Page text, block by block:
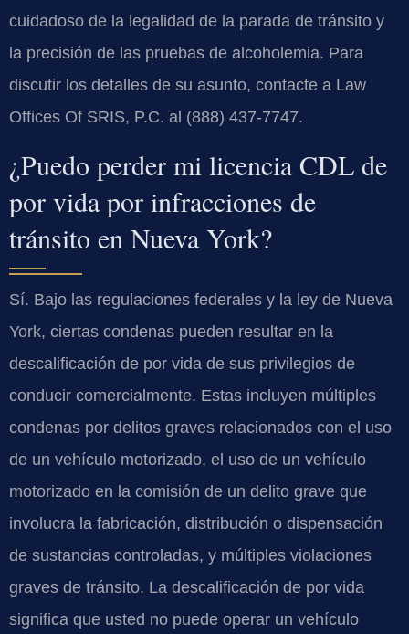
cuidadoso de la legalidad de la parada de tránsito y
la precisión de las pruebas de alcoholemia. Para
discutir los detalles de su asunto, contacte a Law
Offices Of SRIS, P.C. al (888) 437-7747.
¿Puedo perder mi licencia CDL de
por vida por infracciones de
tránsito en Nueva York?
Sí. Bajo las regulaciones federales y la ley de Nueva
York, ciertas condenas pueden resultar en la
descalificación de por vida de sus privilegios de
conducir comercialmente. Estas incluyen múltiples
condenas por delitos graves relacionados con el uso
de un vehículo motorizado, el uso de un vehículo
motorizado en la comisión de un delito grave que
involucra la fabricación, distribución o dispensación
de sustancias controladas, y múltiples violaciones
graves de tránsito. La descalificación de por vida
significa que usted no puede operar un vehículo